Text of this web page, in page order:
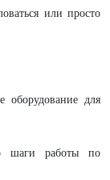
или просто
оборудование для
шаги работы по